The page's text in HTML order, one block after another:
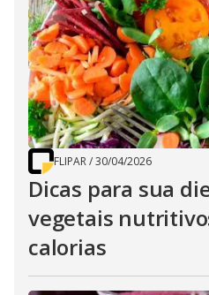
FLIPAR/30/04/2026
Dicas para sua
vegetais
calorias